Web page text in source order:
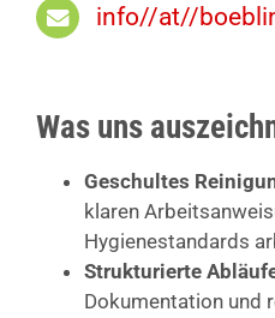
info//at//
Was uns
Geschultes
klaren
Hygienestandards
Strukturierte
Dokumentation und